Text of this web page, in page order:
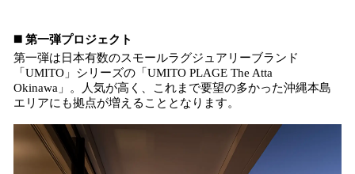
◼️ 第一弾プロジェクト
第一弾は日本有数のスモールラグジュアリーブランド
「UMITO」シリーズの「UMITO PLAGE The Atta
Okinawa」。人気が高く、これまで要望の多かった沖縄本島
エリアにも拠点が増えることとなります。